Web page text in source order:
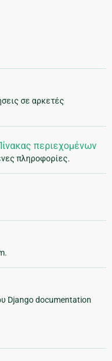
σε αρκετές
περιεχομένων
πληροφορίες.
Django documentation